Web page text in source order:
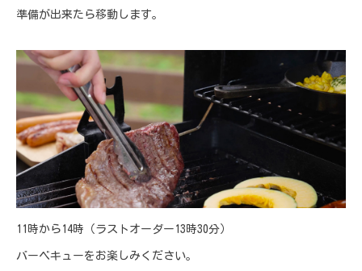
準備が出来たら移動します。
11時から14時（ラストオーダー13時30分）
バーベキューをお楽しみください。